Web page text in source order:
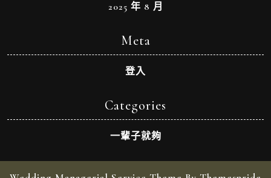
2025 年 8 月
Meta
登入
Categories
一輩子就夠